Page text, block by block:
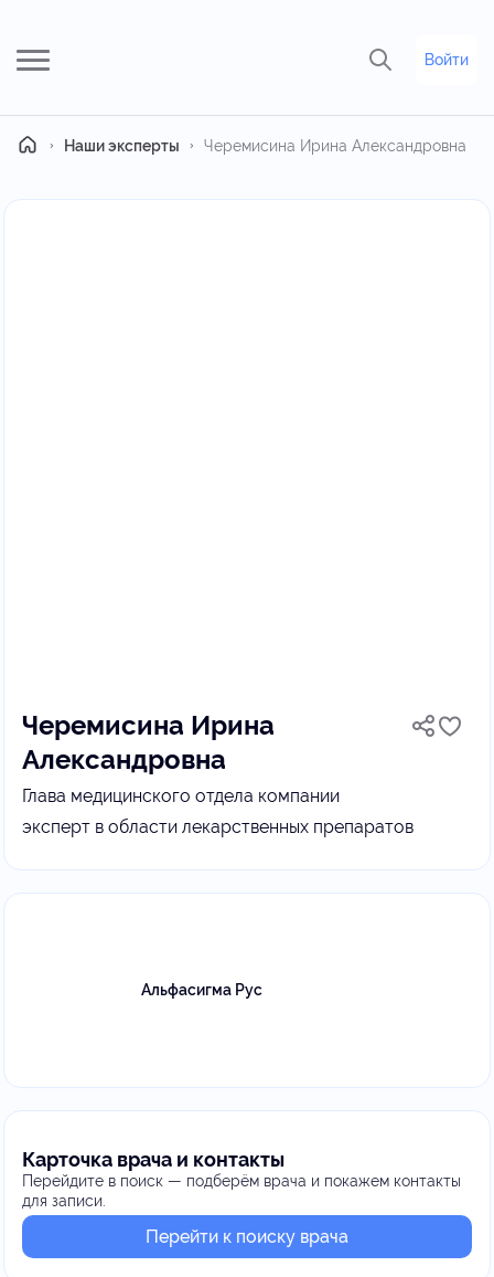
Войти
ГлавнаяНаши эксперты Черемисина Ирина Александровна
Черемисина Ирина
Александровна
Глава медицинского отдела компании
эксперт в области лекарственных препаратов
Альфасигма Рус
Карточка врача и контакты
Перейдите в поиск — подберём врача и покажем контакты
для записи.
Перейти к поиску врача